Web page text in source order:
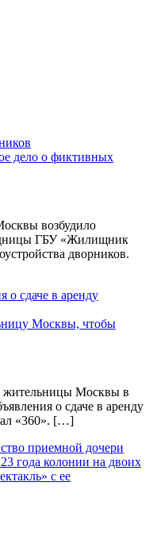
дело о фиктивных
возбудило
ГБУ «Жилищник
дворников.
Москвы, чтобы
жительницы Москвы в
о сдаче в аренду
«360». […]
года колонии на двоих
с ее